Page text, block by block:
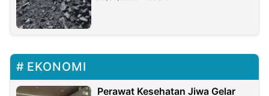
EKONOMI
Perawat Kesehatan Jiwa Gelar